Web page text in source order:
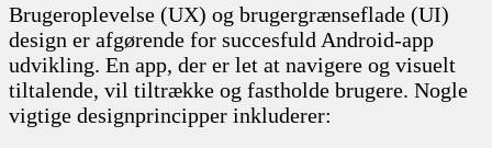
Brugeroplevelse (UX) og brugergrænseflade (UI)
design er afgørende for succesfuld Android-app
udvikling. En app, der er let at navigere og visuelt
tiltalende, vil tiltrække og fastholde brugere. Nogle
vigtige designprincipper inkluderer: